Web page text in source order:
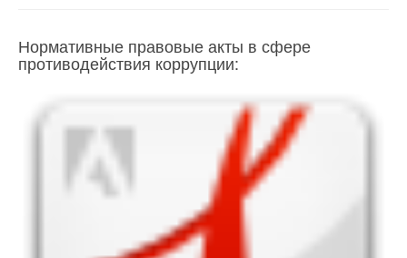
Нормативные правовые акты в сфере
противодействия коррупции: